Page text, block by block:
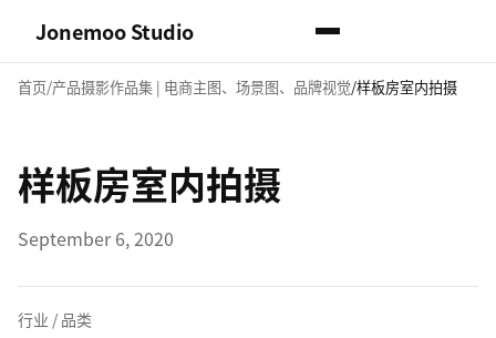
Jonemoo Studio
首页 产品摄影作品集 | 电商主图、场景图、品牌视觉 样板房室内拍摄
样板房室内拍摄
September 6, 2020
行业 / 品类